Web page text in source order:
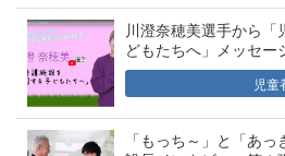
川澄奈穂美選手から
どもたちへ」メッセー
児童
「もっち～」と「あ